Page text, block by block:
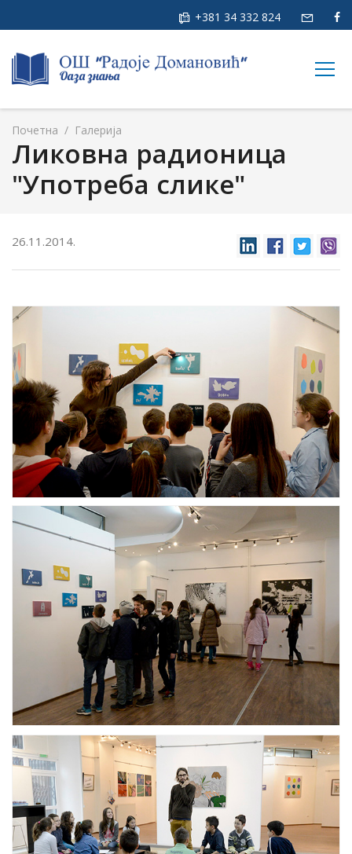
+381 34 332 824
Почетна / Галерија
Ликовна радионица
"Употреба слике"
26.11.2014.